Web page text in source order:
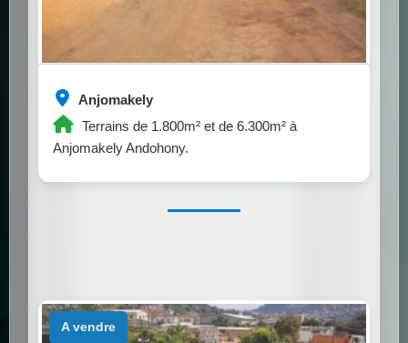
Anjomakely
Terrains de 1.800m² et de 6.300m² à
Anjomakely Andohony.
a vendre